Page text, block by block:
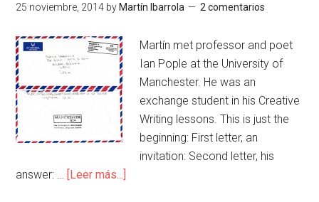
25 noviembre, 2014 by Martín Ibarrola 2 comentarios
Martín met professor and poet
Ian Pople at the University of
Manchester. He was an
exchange student in his Creative
Writing lessons. This is just the
beginning: First letter, an
invitation: Second letter, his
answer: … [Leer más...]